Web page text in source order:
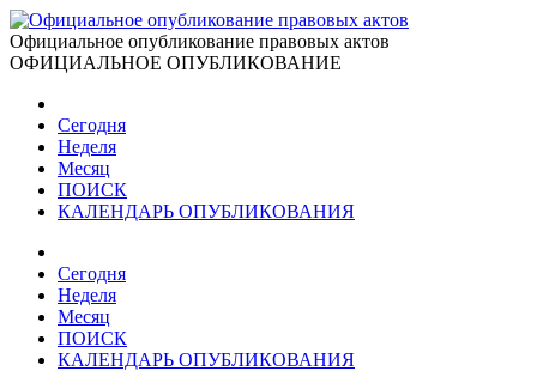
Официальное опубликование правовых актов
ОФИЦИАЛЬНОЕ ОПУБЛИКОВАНИЕ
Сегодня
Неделя
Месяц
ПОИСК
КАЛЕНДАРЬ ОПУБЛИКОВАНИЯ
Сегодня
Неделя
Месяц
ПОИСК
КАЛЕНДАРЬ ОПУБЛИКОВАНИЯ